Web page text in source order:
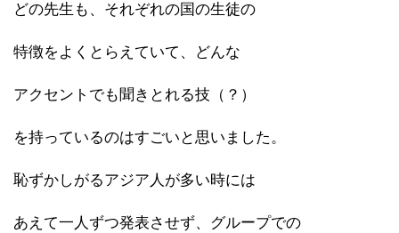
どの先生も、それぞれの国の生徒の
特徴をよくとらえていて、どんな
アクセントでも聞きとれる技（？）
を持っているのはすごいと思いました。
恥ずかしがるアジア人が多い時には
あえて一人ずつ発表させず、グループでの